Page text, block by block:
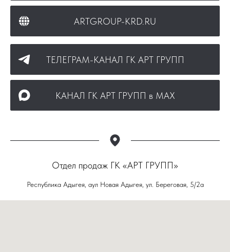
ARTGROUP-KRD.RU
ТЕЛЕГРАМ-КАНАЛ ГК АРТ ГРУПП
КАНАЛ ГК АРТ ГРУПП в МАХ
Отдел продаж ГК «АРТ ГРУПП»
Республика Адыгея, аул Новая Адыгея, ул. Береговая, 5/2а